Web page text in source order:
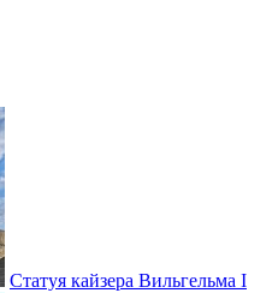
Статуя кайзера Вильгельма I